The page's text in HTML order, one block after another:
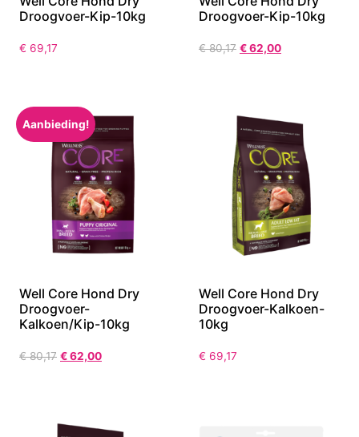
Droogvoer-Kip-10kg
€ 69,17
Droogvoer-Kip-10kg
€80,17 €62,00
Aanbieding!
Well Core Hond Dry
Droogvoer-
Kalkoen/Kip-10kg
€80,17 €62,00
Well Core Hond Dry
Droogvoer-Kalkoen-
10kg
€ 69,17